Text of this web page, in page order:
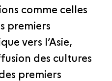
comme celles
premiers
vers l’Asie,
des cultures
premiers